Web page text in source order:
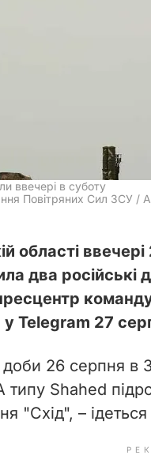
ввечері в суботу
Повітряних Сил ЗСУ /
області
два
у Telegram 27
доби 26 серпня в
Shahed
"Схід", –